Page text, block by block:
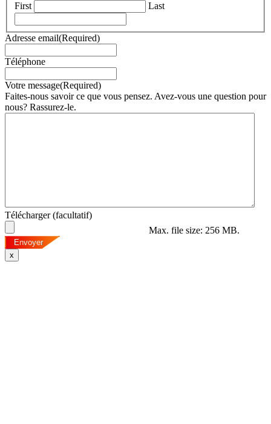
First
Last
Adresse email(Required)
Téléphone
Votre message(Required)
Faites-nous savoir ce que vous pensez. Avez-vous une question pour
nous? Rassurez-le.
Télécharger (facultatif)
Max. file size: 256 MB.
x